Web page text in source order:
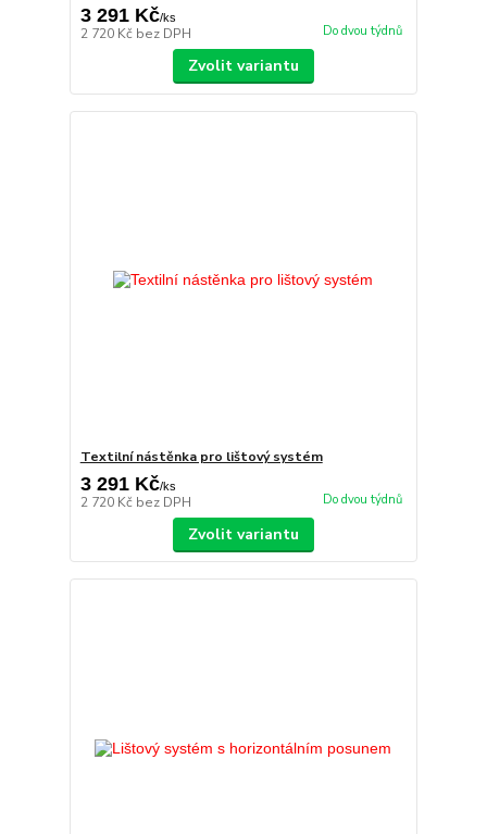
3 291 Kč/ks
2 720 Kč bez DPH Do dvou týdnů
Zvolit variantu
Textilní nástěnka pro lištový systém
3 291 Kč/ks
2 720 Kč bez DPH Do dvou týdnů
Zvolit variantu